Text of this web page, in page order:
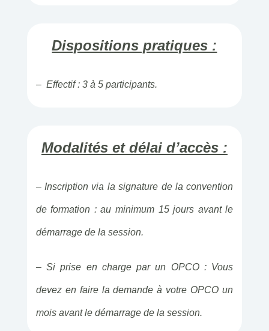
Dispositions pratiques :
– Effectif : 3 à 5 participants.
Modalités et délai d’accès :
– Inscription via la signature de la convention
de formation : au minimum 15 jours avant le
démarrage de la session.
– Si prise en charge par un OPCO : Vous
devez en faire la demande à votre OPCO un
mois avant le démarrage de la session.